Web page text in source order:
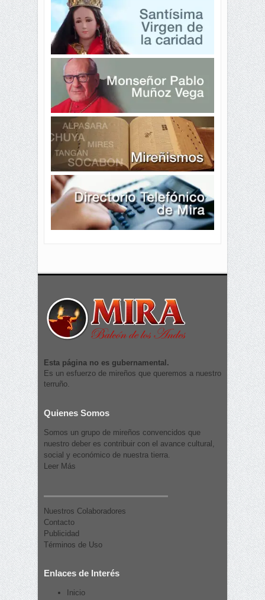
Esta página no es gubernamental.
Es un esfuerzo de mireños que queremos a nuestro
terruño.
Quienes Somos
Somos un grupo de mireños convencidos que
nuestro deber es contribuir con el avance cultural,
social y económico de nuestra tierra.
Leer Más
Nuestros Colaboradores
Contacto
Publicidad
Términos de Uso
Enlaces de Interés
Inicio